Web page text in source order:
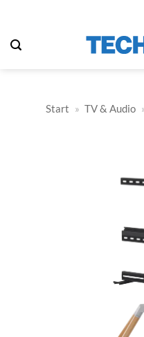
springen
Start » TV & Audio